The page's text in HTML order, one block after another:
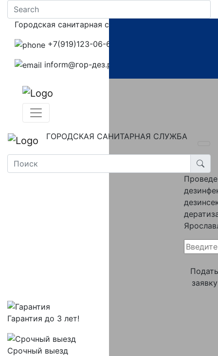
Городская санитарная служба
+7(919)123-06-67‬
inform@гор-дез.рф
ГОРОДСКАЯ САНИТАРНАЯ СЛУЖБА
заявку
Гарантия до 3 лет!
Срочный выезд